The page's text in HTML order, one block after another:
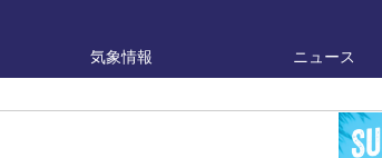
気象情報 ニュース